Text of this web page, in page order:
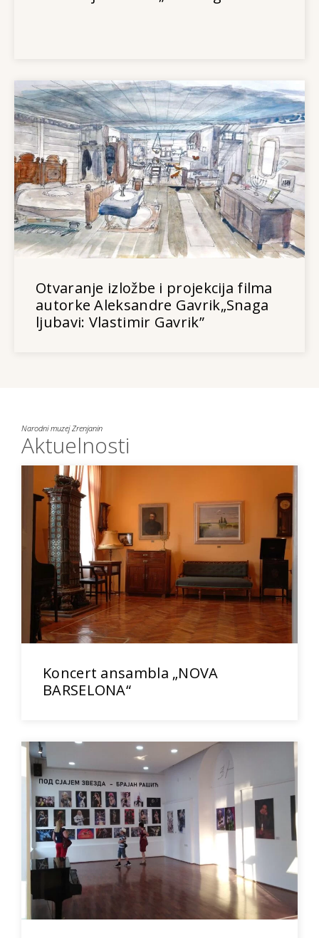
Otvaranje izložbe i projekcija filma
autorke Aleksandre Gavrik„Snaga
ljubavi: Vlastimir Gavrik”
Narodni muzej Zrenjanin
Aktuelnosti
Koncert ansambla „NOVA
BARSELONA“